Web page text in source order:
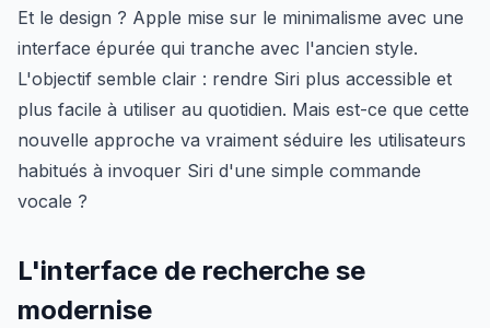
Et le design ? Apple mise sur le minimalisme avec une
interface épurée qui tranche avec l'ancien style.
L'objectif semble clair : rendre Siri plus accessible et
plus facile à utiliser au quotidien. Mais est-ce que cette
nouvelle approche va vraiment séduire les utilisateurs
habitués à invoquer Siri d'une simple commande
vocale ?
L'interface de recherche se
modernise